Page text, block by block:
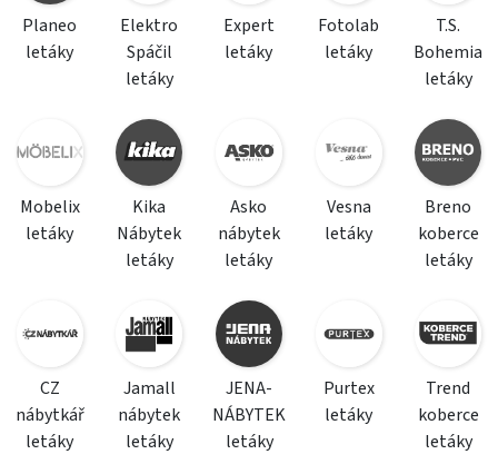
Planeo
letáky
Elektro
Spáčil
letáky
Expert
letáky
Fotolab
letáky
T.S.
Bohemia
letáky
Mobelix
letáky
Kika
Nábytek
letáky
Asko
nábytek
letáky
Vesna
letáky
Breno
koberce
letáky
CZ
nábytkář
letáky
Jamall
nábytek
letáky
JENA-
NÁBYTEK
letáky
Purtex
letáky
Trend
koberce
letáky